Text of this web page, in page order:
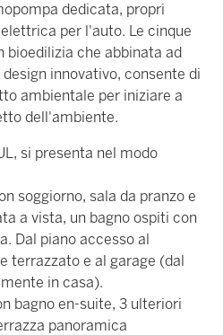
dedicata, propri
per l'auto. Le cinque
bioedilizia che abbinata ad
innovativo, consente di
ambientale per iniziare a
dell'ambiente.
si presenta nel modo
soggiorno, sala da pranzo e
a vista, un bagno ospiti con
Dal piano accesso al
terrazzato e al garage (dal
in casa).
bagno en-suite, 3 ulteriori
panoramica